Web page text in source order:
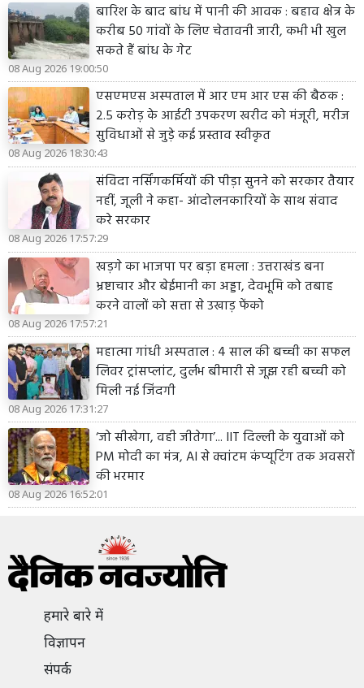
बारिश के बाद बांध में पानी की आवक : बहाव क्षेत्र के
करीब 50 गांवों के लिए चेतावनी जारी, कभी भी खुल
सकते हैं बांध के गेट
08 Aug 2026 19:00:50
एसएमएस अस्पताल में आर एम आर एस की बैठक :
2.5 करोड़ के आईटी उपकरण खरीद को मंजूरी, मरीज
सुविधाओं से जुड़े कई प्रस्ताव स्वीकृत
08 Aug 2026 18:30:43
संविदा नर्सिंगकर्मियों की पीड़ा सुनने को सरकार तैयार
नहीं, जूली ने कहा- आंदोलनकारियों के साथ संवाद
करे सरकार
08 Aug 2026 17:57:29
खड़गे का भाजपा पर बड़ा हमला : उत्तराखंड बना
भ्रष्टाचार और बेईमानी का अड्डा, देवभूमि को तबाह
करने वालों को सत्ता से उखाड़ फेंको
08 Aug 2026 17:57:21
महात्मा गांधी अस्पताल : 4 साल की बच्ची का सफल
लिवर ट्रांसप्लांट, दुर्लभ बीमारी से जूझ रही बच्ची को
मिली नई जिंदगी
08 Aug 2026 17:31:27
‘जो सीखेगा, वही जीतेगा’... IIT दिल्ली के युवाओं को
PM मोदी का मंत्र, AI से क्वांटम कंप्यूटिंग तक अवसरों
की भरमार
08 Aug 2026 16:52:01
हमारे बारे में
विज्ञापन
संपर्क